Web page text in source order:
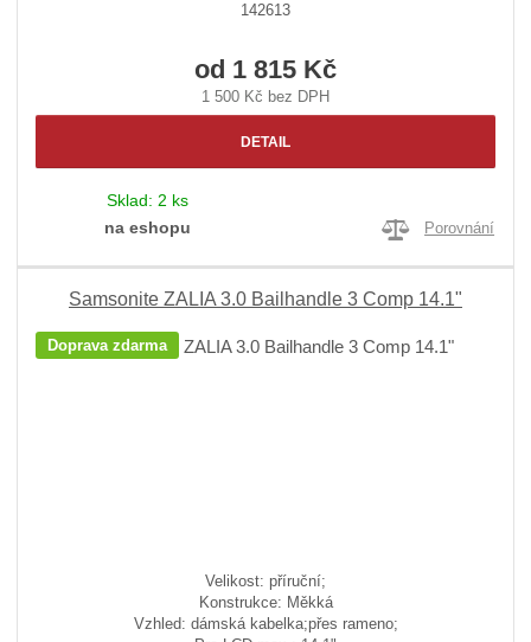
142613
od 1 815 Kč
1 500 Kč bez DPH
DETAIL
Sklad: 2 ks
na eshopu
Porovnání
Samsonite ZALIA 3.0 Bailhandle 3 Comp 14.1"
Doprava zdarma
Velikost: příruční;
Konstrukce: Měkká
Vzhled: dámská kabelka;přes rameno;